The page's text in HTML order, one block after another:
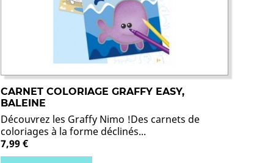
CARNET COLORIAGE GRAFFY EASY,
BALEINE
Découvrez les Graffy Nimo !Des carnets de
coloriages à la forme déclinés...
7,99 €